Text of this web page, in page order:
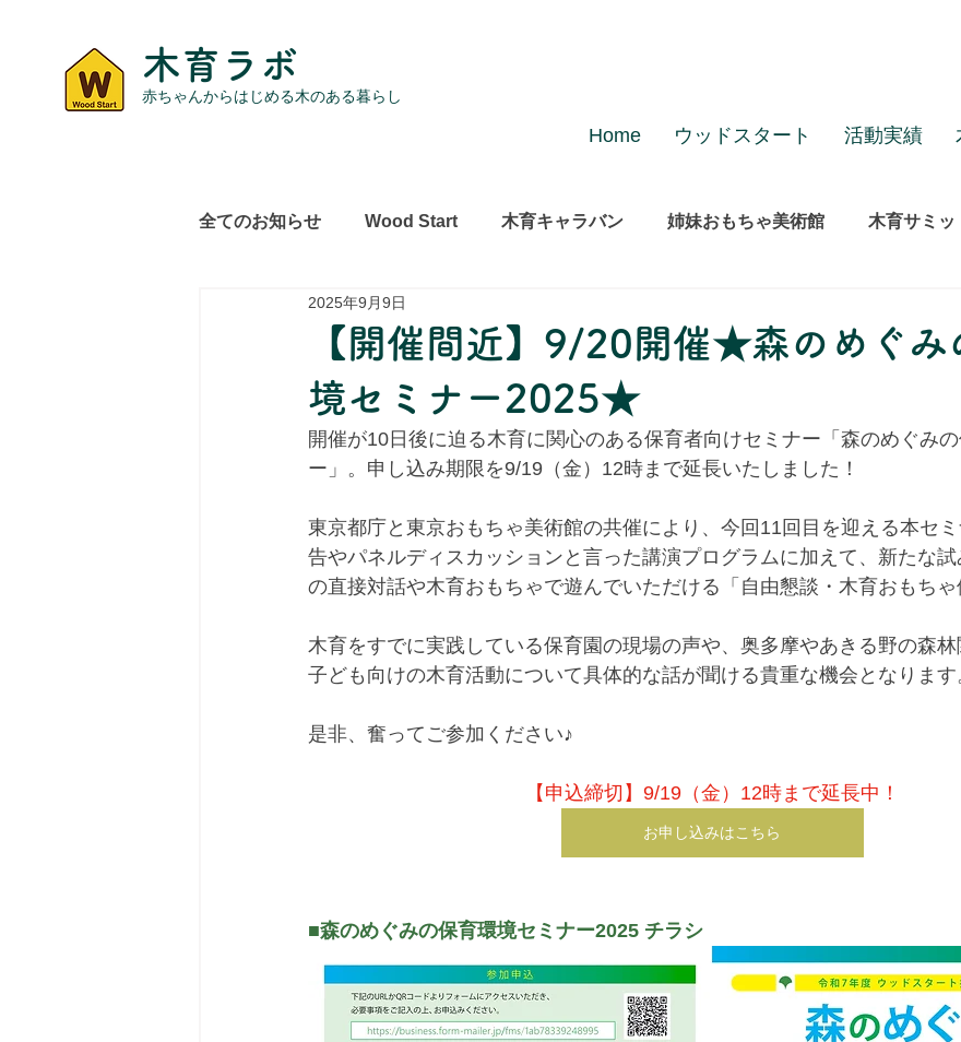
木育ラボ
赤ちゃんからはじめる木のある暮らし
Home ウッドスタート 活動実績
全てのお知らせ Wood Start 木育キャラバン 姉妹おもちゃ美術館 木育サミッ
レポート その他
【開催間近】9/20開催★森のめぐみ
境セミナー2025★
2025年9月9日
開催が10日後に迫る木育に関心のある保育者向けセミナー「森のめぐみ
ー」。申し込み期限を9/19（金）12時まで延長いたしました！
東京都庁と東京おもちゃ美術館の共催により、今回11回目を迎える本セ
告やパネルディスカッションと言った講演プログラムに加えて、新たな試
の直接対話や木育おもちゃで遊んでいただける「自由懇談・木育おもちゃ
木育をすでに実践している保育園の現場の声や、奥多摩やあきる野の森
子ども向けの木育活動について具体的な話が聞ける貴重な機会となります
是非、奮ってご参加ください♪
【申込締切】9/19（金）12時まで延長中！
お申し込みはこちら
■森のめぐみの保育環境セミナー2025 チラシ